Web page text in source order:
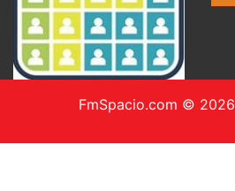
FmSpacio.com © 2026